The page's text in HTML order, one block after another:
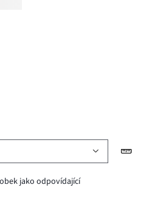
jako odpovídající